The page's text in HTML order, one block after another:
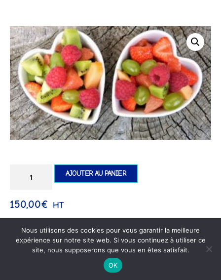
AJOUTER AU PANIER
150,00€ HT
Nous utilisons des cookies pour vous garantir la meilleure
expérience sur notre site web. Si vous continuez à utiliser ce
site, nous supposerons que vous en êtes satisfait.
OK